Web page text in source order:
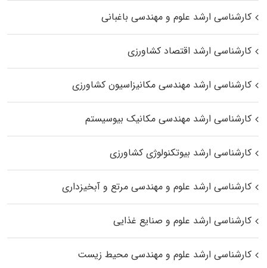
کارشناسی ارشد علوم و مهندسی باغبانی
کارشناسی ارشد اقتصاد کشاورزی
کارشناسی ارشد مهندسی مکانیزاسیون کشاورزی
کارشناسی ارشد مهندسی مکانیک بیوسیستم
کارشناسی ارشد بیوتکنولوژی کشاورزی
کارشناسی ارشد علوم و مهندسی مرتع و آبخیزداری
کارشناسی ارشد علوم و صنایع غذایی
کارشناسی ارشد علوم و مهندسی محیط زیست